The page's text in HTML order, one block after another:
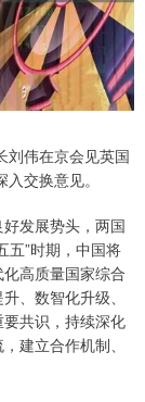
伟在京会见英国
交换意见。
发展势头，两国
五”时期，中国将
高质量国家综合
、数智化升级、
共识，持续深化
建立合作机制、